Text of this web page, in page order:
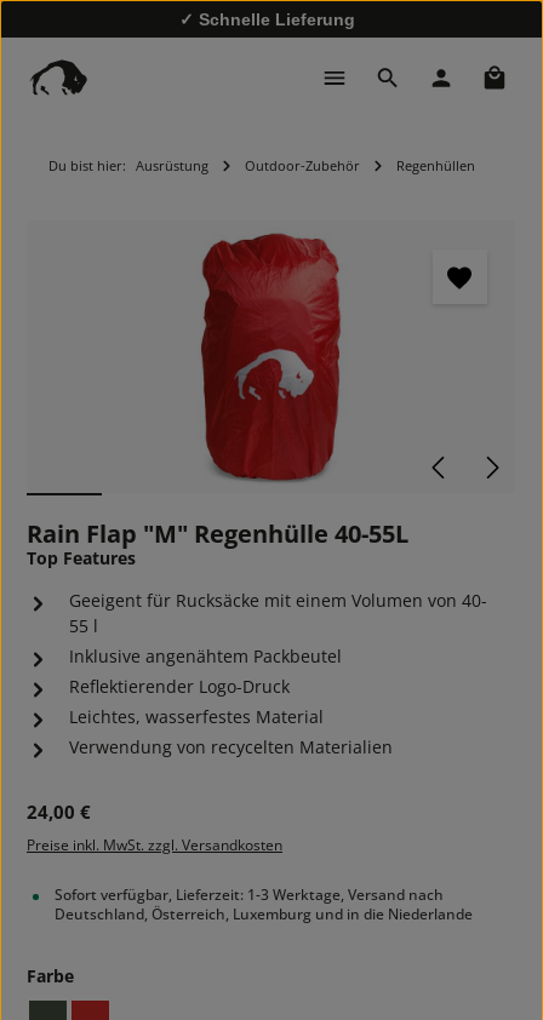
✓ Schnelle Lieferung
Du bist hier: Ausrüstung Outdoor-Zubehör Regenhüllen
Rain Flap "M" Regenhülle 40-55L
Top Features
Geeigent für Rucksäcke mit einem Volumen von 40-
55 l
Inklusive angenähtem Packbeutel
Reflektierender Logo-Druck
Leichtes, wasserfestes Material
Verwendung von recycelten Materialien
Regulärer Preis:
24,00 €
Preise inkl. MwSt. zzgl. Versandkosten
Sofort verfügbar, Lieferzeit: 1-3 Werktage, Versand nach
Deutschland, Österreich, Luxemburg und in die Niederlande
Farbeauswählen